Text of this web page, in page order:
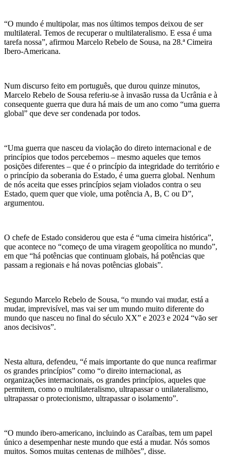
“O mundo é multipolar, mas nos últimos tempos deixou de ser
multilateral. Temos de recuperar o multilateralismo. E essa é uma
tarefa nossa”, afirmou Marcelo Rebelo de Sousa, na 28.ª Cimeira
Ibero-Americana.
Num discurso feito em português, que durou quinze minutos,
Marcelo Rebelo de Sousa referiu-se à invasão russa da Ucrânia e à
consequente guerra que dura há mais de um ano como “uma guerra
global” que deve ser condenada por todos.
“Uma guerra que nasceu da violação do direto internacional e de
princípios que todos percebemos – mesmo aqueles que temos
posições diferentes – que é o princípio da integridade do território e
o princípio da soberania do Estado, é uma guerra global. Nenhum
de nós aceita que esses princípios sejam violados contra o seu
Estado, quem quer que viole, uma potência A, B, C ou D”,
argumentou.
O chefe de Estado considerou que esta é “uma cimeira histórica”,
que acontece no “começo de uma viragem geopolítica no mundo”,
em que “há potências que continuam globais, há potências que
passam a regionais e há novas potências globais”.
Segundo Marcelo Rebelo de Sousa, “o mundo vai mudar, está a
mudar, imprevisível, mas vai ser um mundo muito diferente do
mundo que nasceu no final do século XX” e 2023 e 2024 “vão ser
anos decisivos”.
Nesta altura, defendeu, “é mais importante do que nunca reafirmar
os grandes princípios” como “o direito internacional, as
organizações internacionais, os grandes princípios, aqueles que
permitem, como o multilateralismo, ultrapassar o unilateralismo,
ultrapassar o protecionismo, ultrapassar o isolamento”.
“O mundo ibero-americano, incluindo as Caraíbas, tem um papel
único a desempenhar neste mundo que está a mudar. Nós somos
muitos. Somos muitas centenas de milhões”, disse.